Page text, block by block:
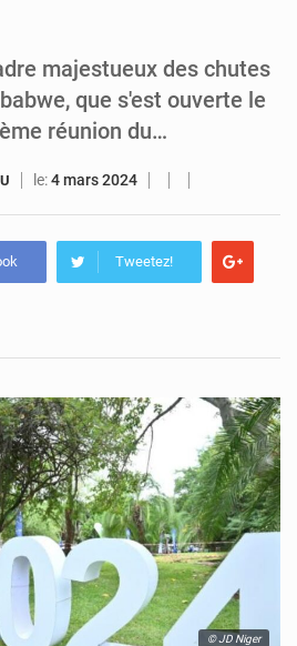
majestueux des chutes
que s'est ouverte le
réunion du…
le:4 mars 2024
Tweetez!
© JD Niger